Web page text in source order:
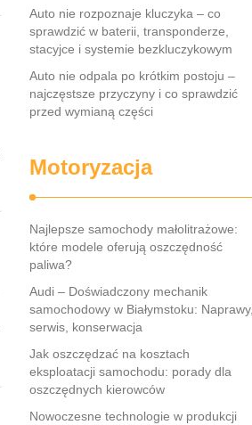
Auto nie rozpoznaje kluczyka – co
sprawdzić w baterii, transponderze,
stacyjce i systemie bezkluczykowym
Auto nie odpala po krótkim postoju –
najczęstsze przyczyny i co sprawdzić
przed wymianą części
Motoryzacja
Najlepsze samochody małolitrażowe:
które modele oferują oszczędność
paliwa?
Audi – Doświadczony mechanik
samochodowy w Białymstoku: Naprawy,
serwis, konserwacja
Jak oszczędzać na kosztach
eksploatacji samochodu: porady dla
oszczędnych kierowców
Nowoczesne technologie w produkcji